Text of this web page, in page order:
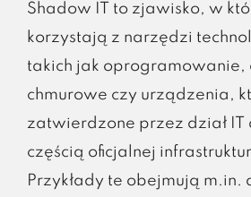
Shadow IT to zjawisko, w
korzystają z narzędzi
takich jak oprogramowanie,
chmurowe czy urządzenia,
zatwierdzone przez dział IT
częścią oficjalnej
Przykłady te obejmują m.in.